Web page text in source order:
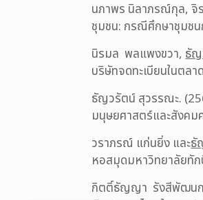
นภาพร นิลาภรณ์กุล,
ชุมชน: กรณีศึกษาชุมชน
นิรมล พลแพงขวา,ธัญ
บริษัทจดทะเบียนในตล
ธัญวรัตน์ สุวรรณะ.
มนุษยศาสตร์และสังคม
วราภรณ์ แก่นยิ่ง และธั
หอสมุดมหาวิทยาลัยทั
กิตติ์ธัญญา รังสีพัฒน